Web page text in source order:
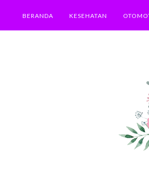
BERANDA KESEHATAN